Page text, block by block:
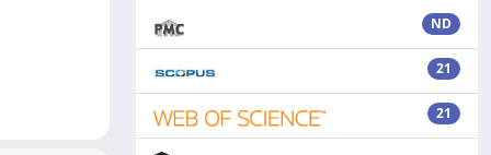
ND
21
21